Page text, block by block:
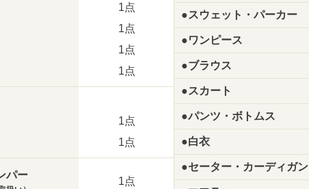
1点
1点
1点
1点
1点
1点
パー
1点
●スウェット・パーカー
●ワンピース
●ブラウス
●スカート
●パンツ・ボトムス
●白衣
●セーター・カーディガン